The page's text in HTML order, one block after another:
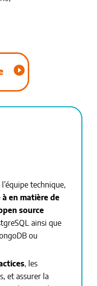
technique,
en matière de
source
ainsi que
ou
, les
et assurer la